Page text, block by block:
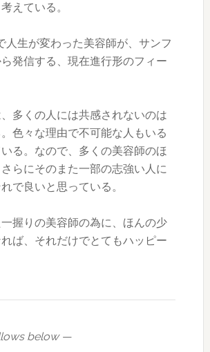
えている。
人生が変わった美容師が、サンフ
発信する、現在進行形のフィー
多くの人には共感されないのは
色々な理由で不可能な人もいる
る。なので、多くの美容師のほ
らにそのまた一部の志強い人に
で良いと思っている。
握りの美容師の為に、ほんの少
ば、それだけでとてもハッピー
below —